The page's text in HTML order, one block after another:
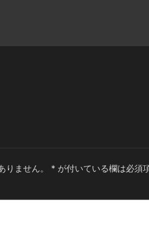
りません。 * が付いている欄は必須